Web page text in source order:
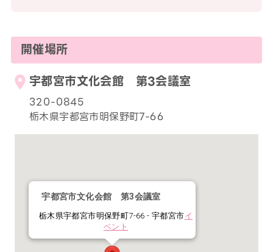
開催場所
宇都宮市文化会館 第3会議室
320-0845
栃木県宇都宮市明保野町7-66
宇都宮市文化会館 第3会議室
栃木県宇都宮市明保野町7-66 - 宇都宮市イ
ベント